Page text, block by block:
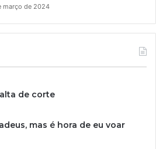
março de 2024
de corte
mas é hora de eu voar